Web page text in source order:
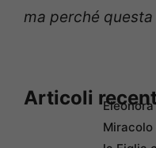
ma perché questa
Articoli